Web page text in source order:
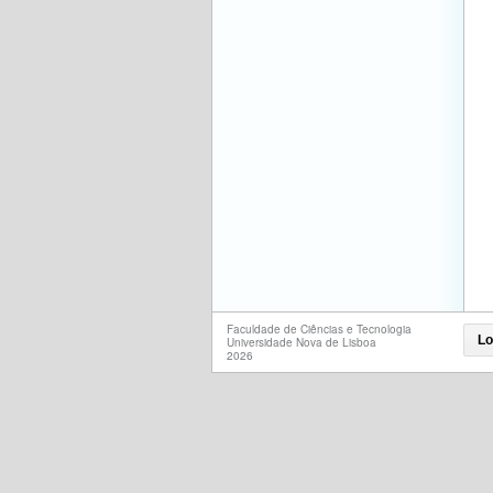
Faculdade de Ciências e Tecnologia
Universidade Nova de Lisboa
2026